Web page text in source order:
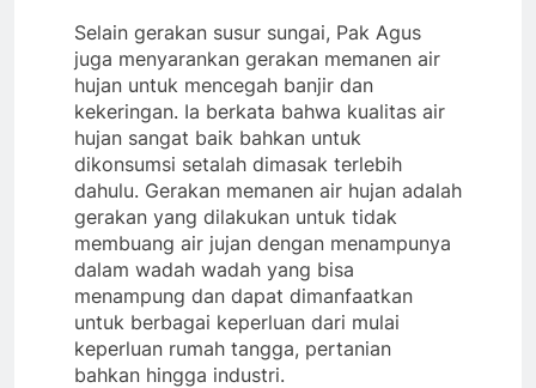
Selain gerakan susur sungai, Pak Agus
juga menyarankan gerakan memanen air
hujan untuk mencegah banjir dan
kekeringan. Ia berkata bahwa kualitas air
hujan sangat baik bahkan untuk
dikonsumsi setalah dimasak terlebih
dahulu. Gerakan memanen air hujan adalah
gerakan yang dilakukan untuk tidak
membuang air jujan dengan menampunya
dalam wadah wadah yang bisa
menampung dan dapat dimanfaatkan
untuk berbagai keperluan dari mulai
keperluan rumah tangga, pertanian
bahkan hingga industri.